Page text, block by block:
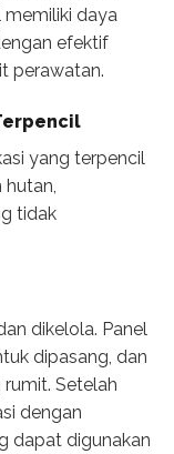
memiliki daya
efektif
perawatan.
yang terpencil
hutan,
tidak
dikelola. Panel
dipasang, dan
Setelah
dengan
dapat digunakan